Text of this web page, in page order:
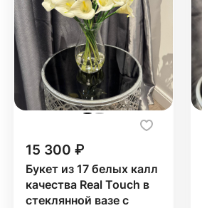
15 300 ₽
Букет из 17 белых калл
качества Real Touch в
стеклянной вазе с